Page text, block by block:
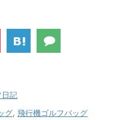
日記
グ, 飛行機ゴルフバッグ